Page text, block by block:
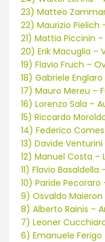
23) Matteo
22) Maurizio Pielich
21) Mattia Piccinin
20) Erik Macuglia –
19) Flavio Fruch –
18) Gabriele
17) Mauro Mereu –
16) Lorenzo Sala –
15) Riccardo
14) Federico
13) Davide
12) Manuel Costa –
11) Flavio Basaldella
10) Paride Pecoraro
9) Osvaldo Maieron
8) Alberto Rainis –
7) Leoner
6) Emanuele Ferigo